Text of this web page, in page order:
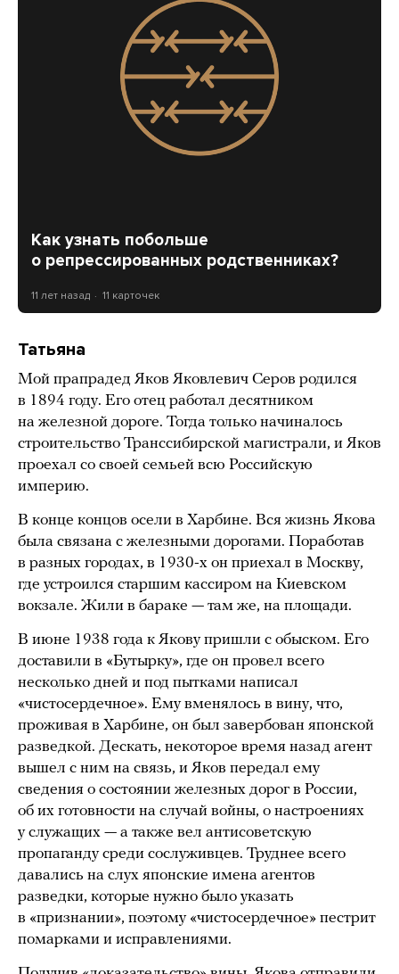
Как узнать побольше
о репрессированных родственниках?
11 лет назад 11 карточек
Татьяна
Мой прапрадед Яков Яковлевич Серов родился
в 1894 году. Его отец работал десятником
на железной дороге. Тогда только начиналось
строительство Транссибирской магистрали, и Яков
проехал со своей семьей всю Российскую
империю.
В конце концов осели в Харбине. Вся жизнь Якова
была связана с железными дорогами. Поработав
в разных городах, в 1930-х он приехал в Москву,
где устроился старшим кассиром на Киевском
вокзале. Жили в бараке — там же, на площади.
В июне 1938 года к Якову пришли с обыском. Его
доставили в «Бутырку», где он провел всего
несколько дней и под пытками написал
«чистосердечное». Ему вменялось в вину, что,
проживая в Харбине, он был завербован японской
разведкой. Дескать, некоторое время назад агент
вышел с ним на связь, и Яков передал ему
сведения о состоянии железных дорог в России,
об их готовности на случай войны, о настроениях
у служащих — а также вел антисоветскую
пропаганду среди сослуживцев. Труднее всего
давались на слух японские имена агентов
разведки, которые нужно было указать
в «признании», поэтому «чистосердечное» пестрит
помарками и исправлениями.